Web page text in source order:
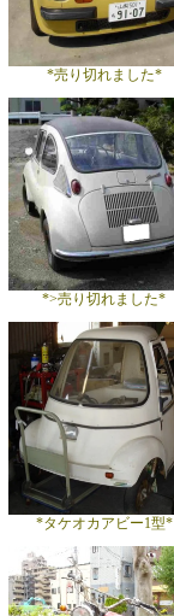
*売り切れました*
*>売り切れました*
*タケオカアビー1型*